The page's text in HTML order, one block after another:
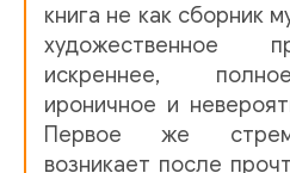
книга не как сборник
художественное
искреннее,
ироничное и
Первое же
возникает после